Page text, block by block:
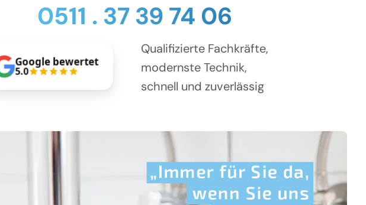
0511 . 37 39 74 06
Google bewertet
5.0
Qualifizierte Fachkräfte,
modernste Technik,
schnell und zuverlässig